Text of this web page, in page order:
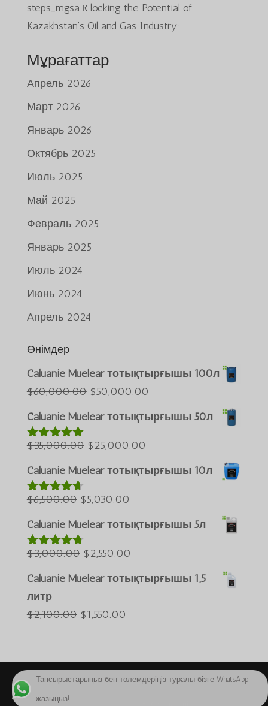
steps_mgsa к locking the Potential of
Kazakhstan’s Oil and Gas Industry:
Мұрағаттар
Апрель 2026
Март 2026
Январь 2026
Октябрь 2025
Июль 2025
Май 2025
Февраль 2025
Январь 2025
Июль 2024
Июнь 2024
Апрель 2024
Өнімдер
Caluanie Muelear тотықтырғышы 100л
$60,000.00 Бастапқы
бағасы:
$60,000.00.
$50,000.00
$50,000.00.
Caluanie Muelear тотықтырғышы 50л
5-тен5.00
бағаланды
$35,000.00 Бастапқы
бағасы:
$35,000.00.
$25,000.00
$25,000.00.
Caluanie Muelear тотықтырғышы 10л
5-тен4.60
бағаланды
$6,500.00 Бастапқы
бағасы:
$6,500.00.
$5,030.00
$5,030.00.
Caluanie Muelear тотықтырғышы 5л
5-тен4.64
бағаланды
$3,000.00 Бастапқы
бағасы:
$2,550.00
$2,550.00.
Caluanie Muelear тотықтырғышы 1,5
литр
$2,100.00 Бастапқы
$1,550.00
Copyright 2024 © Caluanie Oxidize USA
Тапсырыстарыңыз бен төлемдеріңіз туралы бізге WhatsApp
жазыңыз!
English
简体中文
日本語
Русский
ພາສາລາວ